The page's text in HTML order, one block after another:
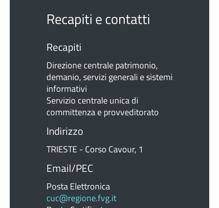
Recapiti e contatti
Recapiti
Direzione centrale patrimonio,
demanio, servizi generali e sistemi
informativi
Servizio centrale unica di
committenza e provveditorato
Indirizzo
TRIESTE - Corso Cavour, 1
Email/PEC
Posta Elettronica
cuc@regione.fvg.it